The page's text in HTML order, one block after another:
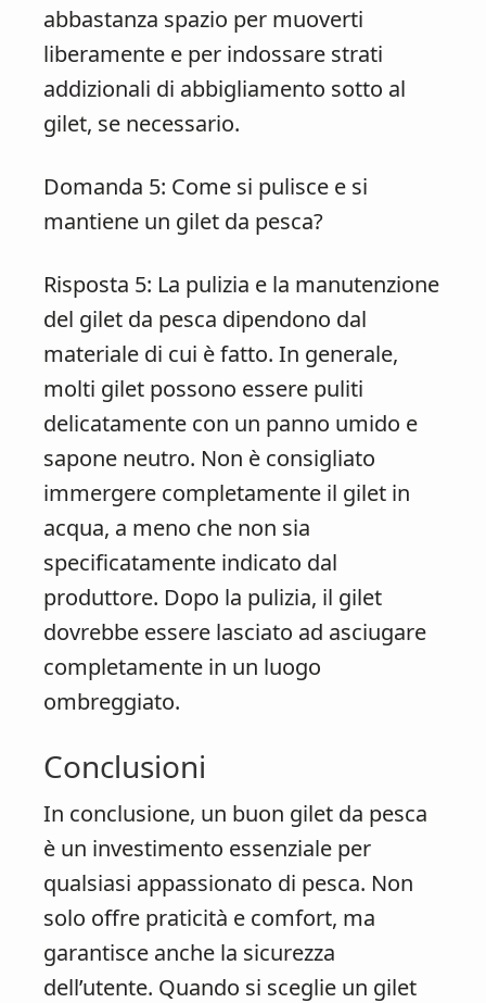
abbastanza spazio per muoverti
liberamente e per indossare strati
addizionali di abbigliamento sotto al
gilet, se necessario.
Domanda 5: Come si pulisce e si
mantiene un gilet da pesca?
Risposta 5: La pulizia e la manutenzione
del gilet da pesca dipendono dal
materiale di cui è fatto. In generale,
molti gilet possono essere puliti
delicatamente con un panno umido e
sapone neutro. Non è consigliato
immergere completamente il gilet in
acqua, a meno che non sia
specificatamente indicato dal
produttore. Dopo la pulizia, il gilet
dovrebbe essere lasciato ad asciugare
completamente in un luogo
ombreggiato.
Conclusioni
In conclusione, un buon gilet da pesca
è un investimento essenziale per
qualsiasi appassionato di pesca. Non
solo offre praticità e comfort, ma
garantisce anche la sicurezza
dell’utente. Quando si sceglie un gilet